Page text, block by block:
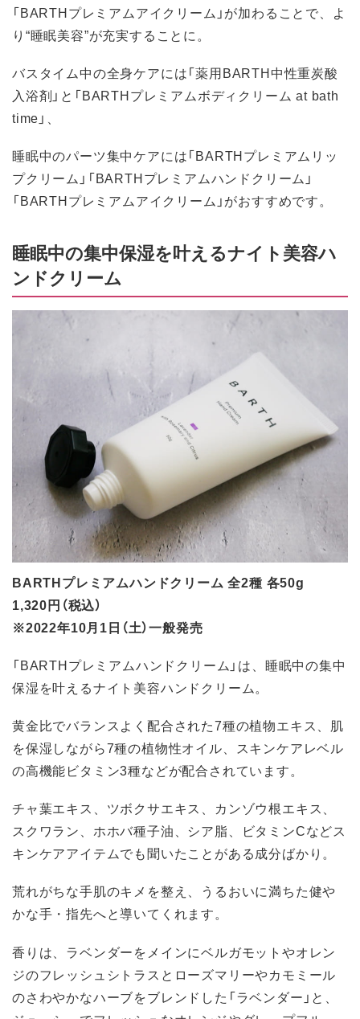
「BARTHプレミアムアイクリーム」が加わることで、よ
り“睡眠美容”が充実することに。
バスタイム中の全身ケアには「薬用BARTH中性重炭酸
入浴剤」と「BARTHプレミアムボディクリーム at bath
time」、
睡眠中のパーツ集中ケアには「BARTHプレミアムリッ
プクリーム」「BARTHプレミアムハンドクリーム」
「BARTHプレミアムアイクリーム」がおすすめです。
睡眠中の集中保湿を叶えるナイト美容ハ
ンドクリーム
BARTHプレミアムハンドクリーム 全2種 各50g
1,320円（税込）
※2022年10月1日（土）一般発売
「BARTHプレミアムハンドクリーム」は、睡眠中の集中
保湿を叶えるナイト美容ハンドクリーム。
黄金比でバランスよく配合された7種の植物エキス、肌
を保湿しながら7種の植物性オイル、スキンケアレベル
の高機能ビタミン3種などが配合されています。
チャ葉エキス、ツボクサエキス、カンゾウ根エキス、
スクワラン、ホホバ種子油、シア脂、ビタミンCなどス
キンケアアイテムでも聞いたことがある成分ばかり。
荒れがちな手肌のキメを整え、うるおいに満ちた健や
かな手・指先へと導いてくれます。
香りは、ラベンダーをメインにベルガモットやオレン
ジのフレッシュシトラスとローズマリーやカモミール
のさわやかなハーブをブレンドした「ラベンダー」と、